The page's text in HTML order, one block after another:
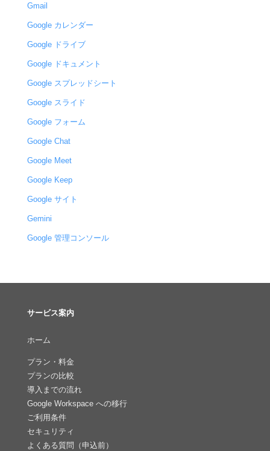
Gmail
Google カレンダー
Google ドライブ
Google ドキュメント
Google スプレッドシート
Google スライド
Google フォーム
Google Chat
Google Meet
Google Keep
Google サイト
Gemini
Google 管理コンソール
サービス案内
ホーム
プラン・料金
プランの比較
導入までの流れ
Google Workspace への移行
ご利用条件
セキュリティ
よくある質問（申込前）